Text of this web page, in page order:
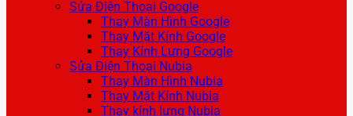
Sửa Điện Thoại Google
Thay Màn Hình Google
Thay Mặt Kính Google
Thay Kính Lưng Google
Sửa Điện Thoại Nubia
Thay Màn Hình Nubia
Thay Mặt Kính Nubia
Thay kính lưng Nubia